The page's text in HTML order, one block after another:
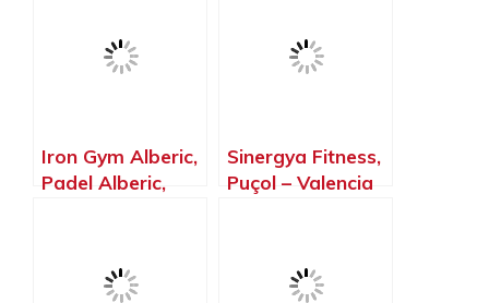
Iron Gym Alberic,
Padel Alberic,
Sinergya Fitness,
Puçol – Valencia